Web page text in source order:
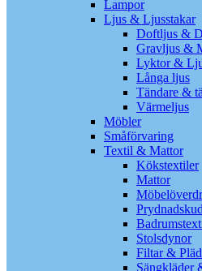
Lampor
Ljus & Ljusstakar
Doftljus &
Gravljus &
Lyktor &
Långa ljus
Tändare &
Värmeljus
Möbler
Småförvaring
Textil & Mattor
Kökstextiler
Mattor
Stolsdynor
Filtar &
Sängkläder